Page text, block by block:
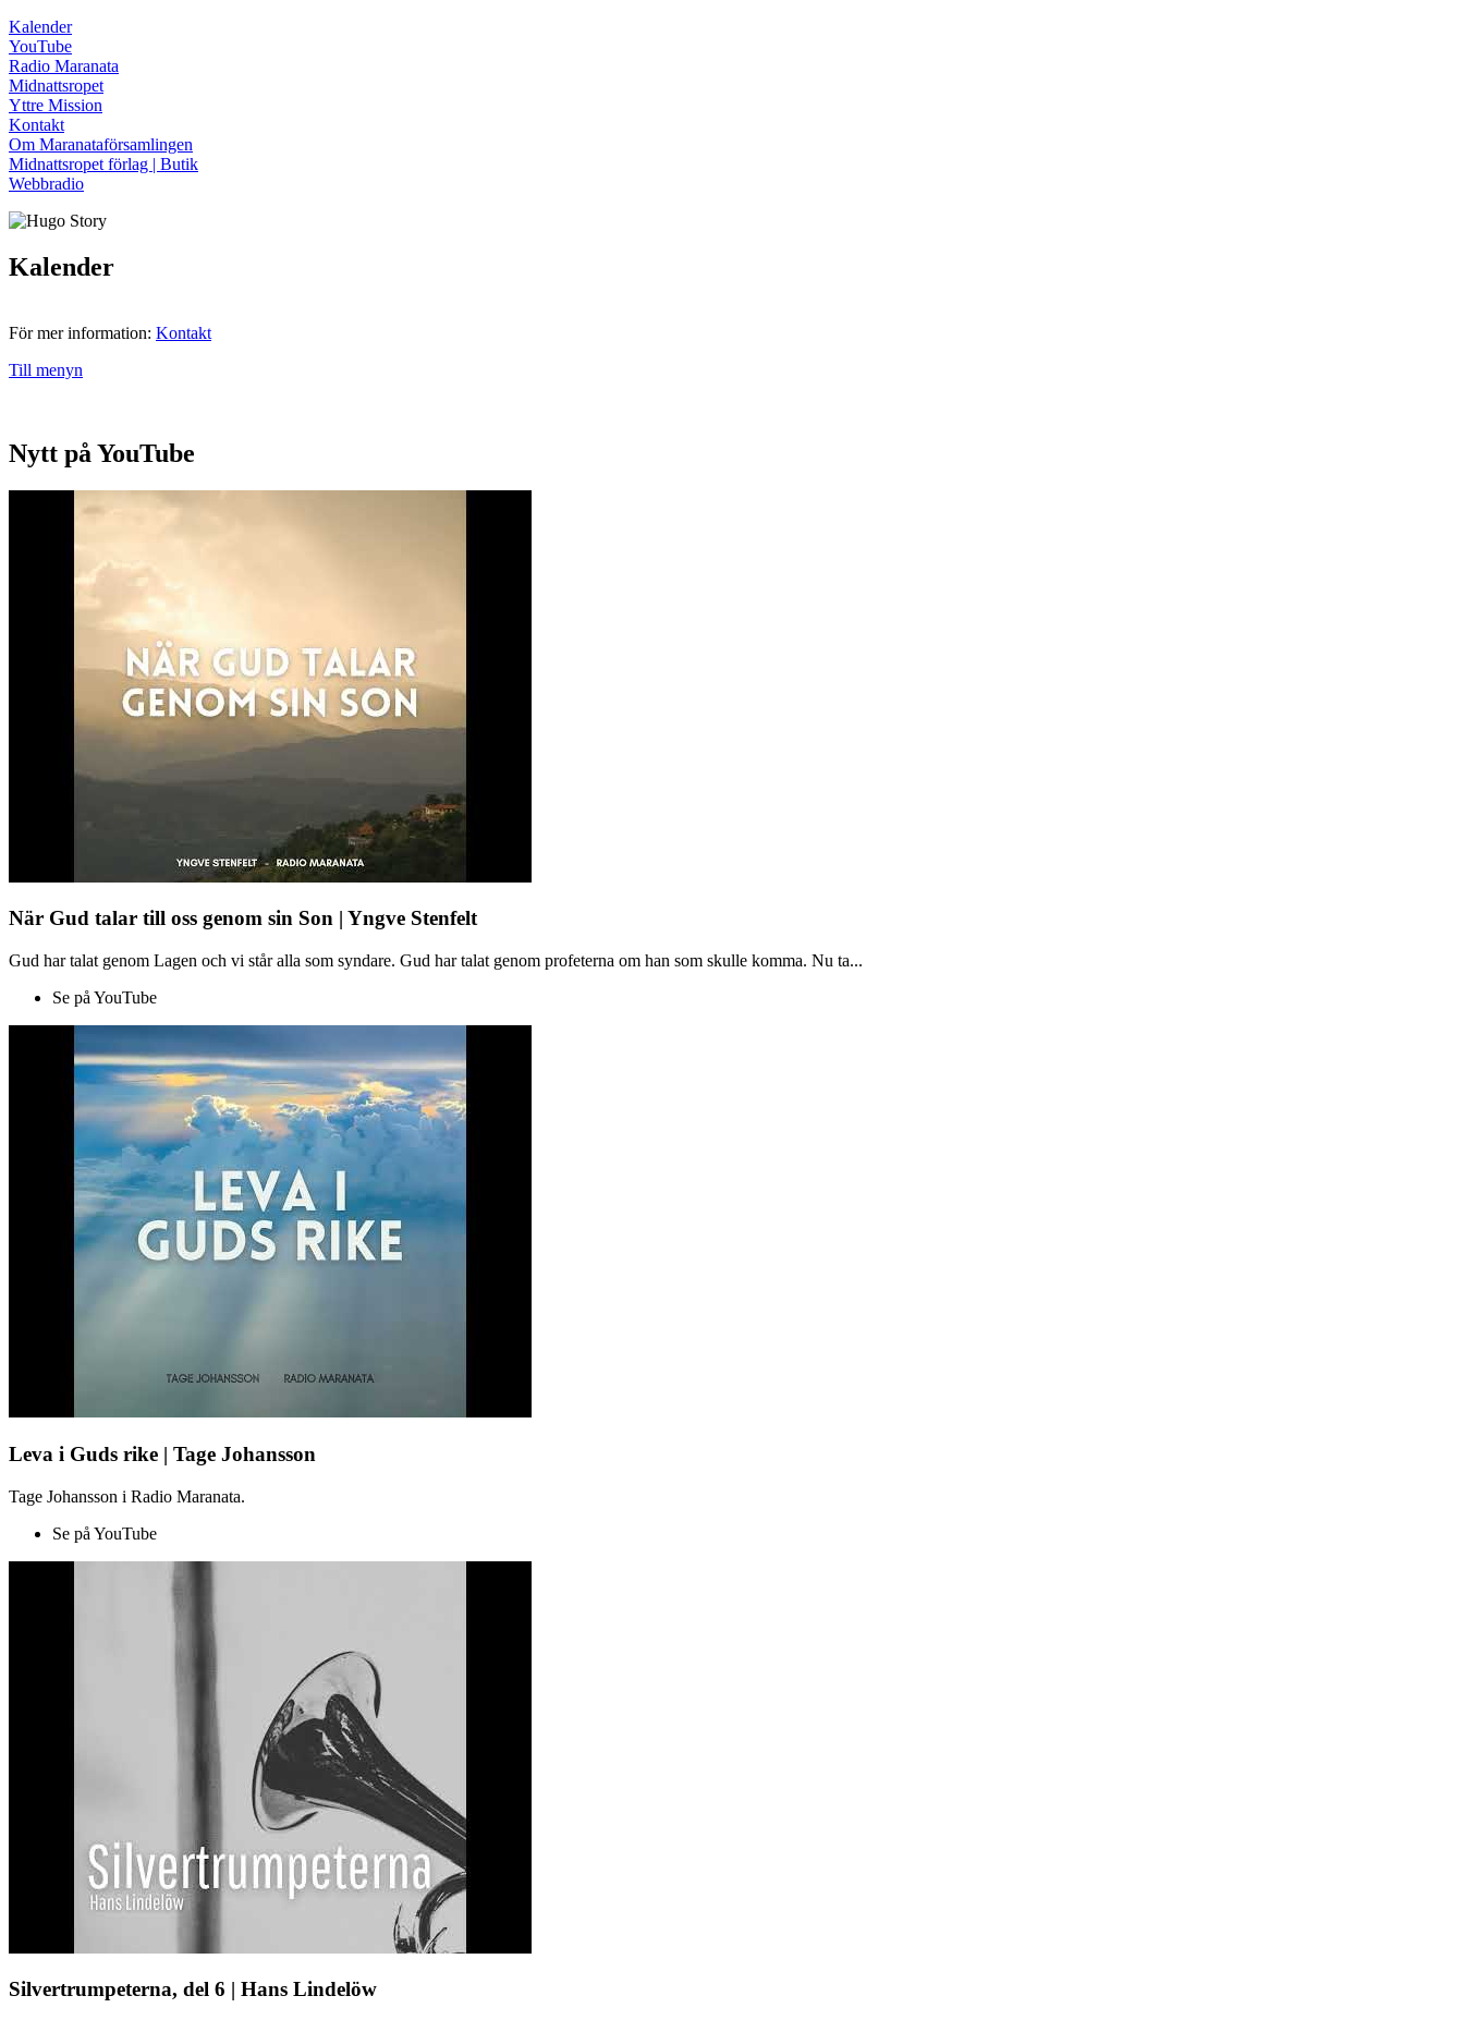
Kalender
YouTube
Radio Maranata
Midnattsropet
Yttre Mission
Kontakt
Om Maranataförsamlingen
Midnattsropet förlag | Butik
Webbradio
Kalender
För mer information: Kontakt
Till menyn
Nytt på YouTube
När Gud talar till oss genom sin Son | Yngve Stenfelt
Gud har talat genom Lagen och vi står alla som syndare. Gud har talat genom profeterna om han som skulle komma. Nu ta...
Se på YouTube
Leva i Guds rike | Tage Johansson
Tage Johansson i Radio Maranata.
Se på YouTube
Silvertrumpeterna, del 6 | Hans Lindelöw